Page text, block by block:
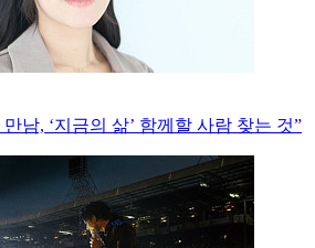
만남, ‘지금의 삶’ 함께할 사람 찾는 것”